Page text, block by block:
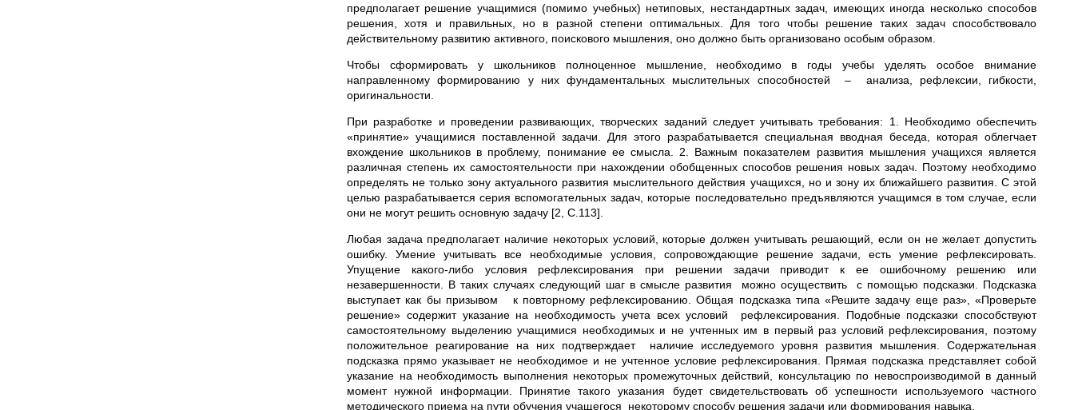
предполагает решение учащимися (помимо учебных) нетиповых, нестандартных задач, имеющих иногда несколько способов
решения, хотя и правильных, но в разной степени оптимальных. Для того чтобы решение таких задач способствовало
действительному развитию активного, поискового мышления, оно должно быть организовано особым образом.
Чтобы сформировать у школьников полноценное мышление, необходимо в годы учебы уделять особое внимание
направленному формированию у них фундаментальных мыслительных способностей – анализа, рефлексии, гибкости,
оригинальности.
При разработке и проведении развивающих, творческих заданий следует учитывать требования: 1. Необходимо обеспечить
«принятие» учащимися поставленной задачи. Для этого разрабатывается специальная вводная беседа, которая облегчает
вхождение школьников в проблему, понимание ее смысла. 2. Важным показателем развития мышления учащихся является
различная степень их самостоятельности при нахождении обобщенных способов решения новых задач. Поэтому необходимо
определять не только зону актуального развития мыслительного действия учащихся, но и зону их ближайшего развития. С этой
целью разрабатывается серия вспомогательных задач, которые последовательно предъявляются учащимся в том случае, если
они не могут решить основную задачу [2, С.113].
Любая задача предполагает наличие некоторых условий, которые должен учитывать решающий, если он не желает допустить
ошибку. Умение учитывать все необходимые условия, сопровождающие решение задачи, есть умение рефлексировать.
Упущение какого-либо условия рефлексирования при решении задачи приводит к ее ошибочному решению или
незавершенности. В таких случаях следующий шаг в смысле развития можно осуществить с помощью подсказки. Подсказка
выступает как бы призывом к повторному рефлексированию. Общая подсказка типа «Решите задачу еще раз», «Проверьте
решение» содержит указание на необходимость учета всех условий рефлексирования. Подобные подсказки способствуют
самостоятельному выделению учащимися необходимых и не учтенных им в первый раз условий рефлексирования, поэтому
положительное реагирование на них подтверждает наличие исследуемого уровня развития мышления. Содержательная
подсказка прямо указывает не необходимое и не учтенное условие рефлексирования. Прямая подсказка представляет собой
указание на необходимость выполнения некоторых промежуточных действий, консультацию по невоспроизводимой в данный
момент нужной информации. Принятие такого указания будет свидетельствовать об успешности используемого частного
методического приема на пути обучения учащегося некоторому способу решения задачи или формирования навыка.